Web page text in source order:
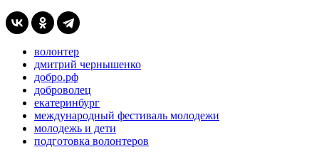
волонтер
дмитрий чернышенко
добро.рф
доброволец
екатеринбург
международный фестиваль молодежи
молодежь и дети
подготовка волонтеров